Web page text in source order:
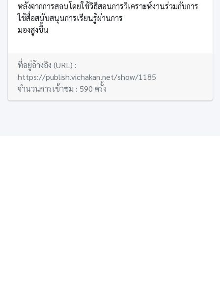
หลังจากการสอนโดยใช้วิธีสอนการวิเคราะห์งานร่วมกับการ
ใช้สื่อสนับสนุนการเรียนรู้ผ่านการ
มองสูงขึ้น
ที่อยู่อ้างอิง (URL) :
https://publish.vichakan.net/show/1185
จำนวนการเข้าชม : 590 ครั้ง